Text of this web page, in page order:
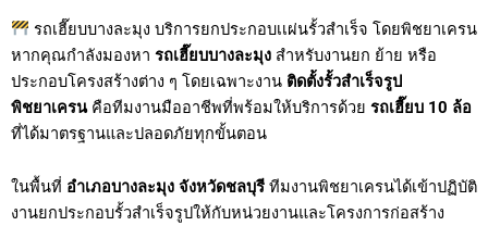
รถเฮี๊ยบบางละมุง บริการยกประกอบเเผ่นรั้วสำเร็จ โดยพิชยาเครน
หากคุณกำลังมองหา รถเฮี๊ยบบางละมุง สำหรับงานยก ย้าย หรือ
ประกอบโครงสร้างต่าง ๆ โดยเฉพาะงาน ติดตั้งรั้วสำเร็จรูป
พิชยาเครนคือทีมงานมืออาชีพที่พร้อมให้บริการด้วย รถเฮี๊ยบ 10 ล้อ
ที่ได้มาตรฐานและปลอดภัยทุกขั้นตอน
ในพื้นที่ อำเภอบางละมุง จังหวัดชลบุรี ทีมงานพิชยาเครนได้เข้าปฏิบัติ
งานยกประกอบรั้วสำเร็จรูปให้กับหน่วยงานและโครงการก่อสร้าง